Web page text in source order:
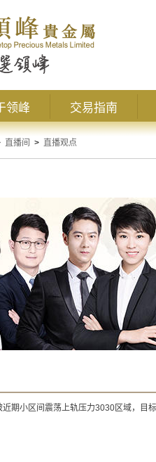
领峰 交易指南
直播间 > 直播观点
期小区间震荡上轨压力3030区域，目